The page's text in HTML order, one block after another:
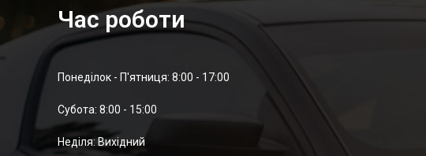
Час роботи
Понеділок - П'ятниця: 8:00 - 17:00
Суботa: 8:00 - 15:00
Неділя: Вихідний